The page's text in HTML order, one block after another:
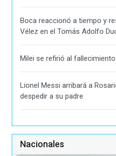
Boca reaccionó a tiempo y
Vélez en el Tomás Adolfo
Milei se refirió al
Lionel Messi arribará a
despedir a su padre
Nacionales